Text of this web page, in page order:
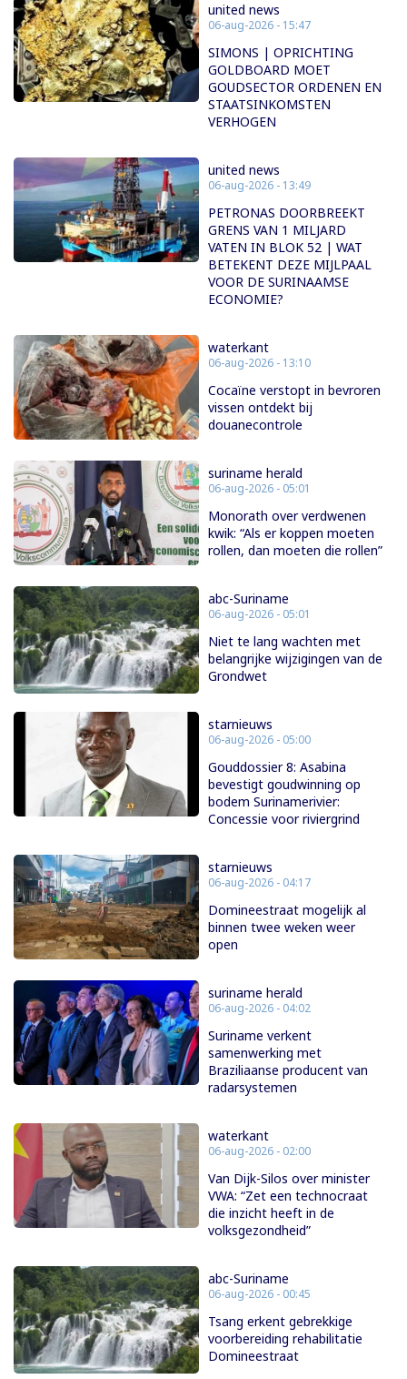
united news
06-aug-2026 - 15:47
SIMONS | OPRICHTING
GOLDBOARD MOET
GOUDSECTOR ORDENEN EN
STAATSINKOMSTEN
VERHOGEN
united news
06-aug-2026 - 13:49
PETRONAS DOORBREEKT
GRENS VAN 1 MILJARD
VATEN IN BLOK 52 | WAT
BETEKENT DEZE MIJLPAAL
VOOR DE SURINAAMSE
ECONOMIE?
waterkant
06-aug-2026 - 13:10
Cocaïne verstopt in bevroren
vissen ontdekt bij
douanecontrole
suriname herald
06-aug-2026 - 05:01
Monorath over verdwenen
kwik: “Als er koppen moeten
rollen, dan moeten die rollen”
abc-Suriname
06-aug-2026 - 05:01
Niet te lang wachten met
belangrijke wijzigingen van de
Grondwet
starnieuws
06-aug-2026 - 05:00
Gouddossier 8: Asabina
bevestigt goudwinning op
bodem Surinamerivier:
Concessie voor riviergrind
starnieuws
06-aug-2026 - 04:17
Domineestraat mogelijk al
binnen twee weken weer
open
suriname herald
06-aug-2026 - 04:02
Suriname verkent
samenwerking met
Braziliaanse producent van
radarsystemen
waterkant
06-aug-2026 - 02:00
Van Dijk-Silos over minister
VWA: “Zet een technocraat
die inzicht heeft in de
volksgezondheid”
abc-Suriname
06-aug-2026 - 00:45
Tsang erkent gebrekkige
voorbereiding rehabilitatie
Domineestraat